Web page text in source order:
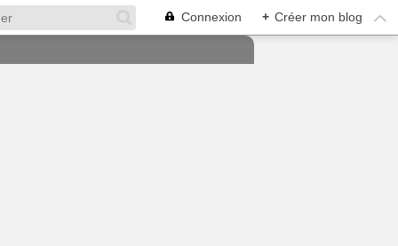
Connexion + Créer mon blog